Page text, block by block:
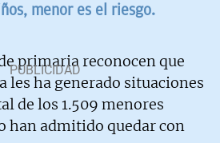
menor es el riesgo.
primaria reconocen que
les ha generado situaciones
de los 1.509 menores
han admitido quedar con